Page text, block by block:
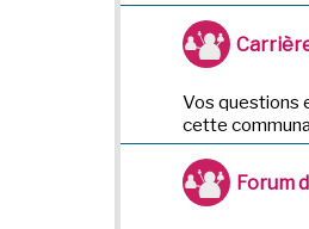
Vos questions
cette
Forum